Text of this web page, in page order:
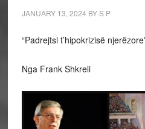
JANUARY 13, 2024 BYS P
“Padrejtsi t’hipokrizisë
Nga Frank Shkreli